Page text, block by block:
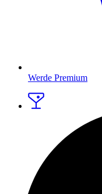
Werde Premium